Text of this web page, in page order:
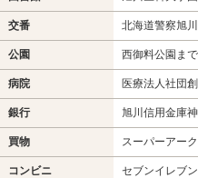
交番 北海道警察旭
公園 西御料公園ま
病院 医療法人社団
銀行 旭川信用金庫
買物 スーパーアー
コンビニ セブンイレブ